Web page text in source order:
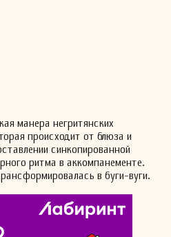
манера негритянских
происходит от блюза и
синкопированной
ритма в аккомпанементе.
в буги-вуги.